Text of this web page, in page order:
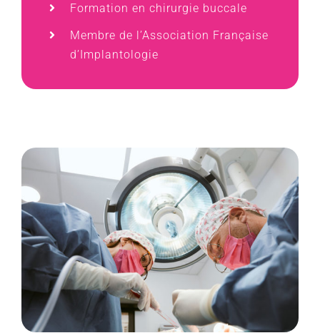
Formation en chirurgie buccale
Membre de l’Association Française
d’Implantologie